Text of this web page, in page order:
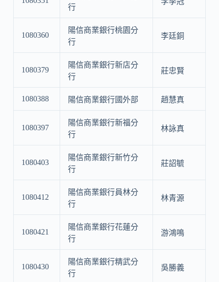
行
1080360
陽信商業銀行桃園分
行
李廷銅
1080379
陽信商業銀行新店分
行
莊忠賢
1080388 陽信商業銀行國外部 趙慧真
1080397
陽信商業銀行新福分
行
林詠真
1080403
陽信商業銀行新竹分
行
莊詔毓
1080412
陽信商業銀行員林分
行
林青源
1080421
陽信商業銀行花蓮分
行
游鴻鳴
1080430
陽信商業銀行精武分
行
吳勝義